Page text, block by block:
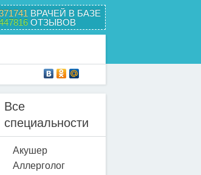
ВРАЧЕЙ В БАЗЕ
ОТЗЫВОВ
Все
специальности
Акушер
Аллерголог